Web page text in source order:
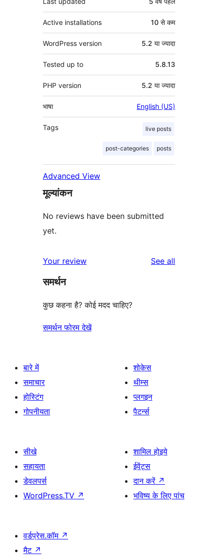
Active installations 10 से कम
WordPress version 5.2 या ज्यादा
Tested up to 5.8.13
PHP version 5.2 या ज्यादा
भाषा English (US)
Tags live posts
post-categories posts
Advanced View
मूल्यांकन
No reviews have been submitted
yet.
Your review See all
समर्थन
कुछ कहना है? कोई मदद चाहिए?
समर्थन फोरम देखें
बारे में
समाचार
होस्टिंग
गोपनीयता
शोकेस
थीम्स
प्लगइन
पैटर्न्स
सीखे
सहायता
डेवलपर्स
WordPress.TV ↗
शामिल होइये
ईवेंट्स
दान करें ↗
भविष्य के लिए पांच
वर्डप्रेस.कॉम ↗
मैट ↗